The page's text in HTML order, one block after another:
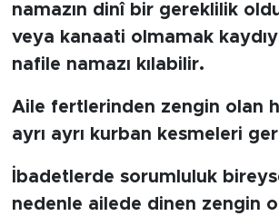
namazın dinî bir gereklilik
veya kanaati olmamak
nafile namazı kılabilir.
Aile fertlerinden zengin olan
ayrı ayrı kurban kesmeleri
İbadetlerde sorumluluk
nedenle ailede dinen zengin